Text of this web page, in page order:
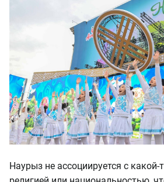
Наурыз не ассоциируется с какой-